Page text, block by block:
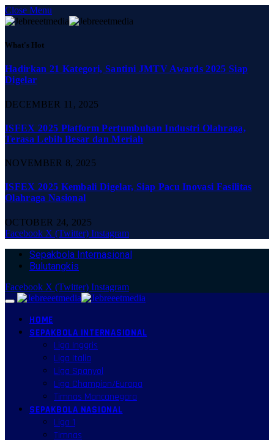
Close Menu
What's Hot
Hadirkan 21 Kategori, Santini JMTV Awards 2025 Siap
Digelar
DECEMBER 11, 2025
ISFEX 2025 Platform Pertumbuhan Industri Olahraga,
Terasa Lebih Besar dan Meriah
NOVEMBER 8, 2025
ISFEX 2025 Kembali Digelar, Siap Pacu Inovasi Fasilitas
Olahraga Nasional
OCTOBER 24, 2025
Facebook X (Twitter) Instagram
Sepakbola Internasional
Bulutangkis
Facebook X (Twitter) Instagram
HOME
SEPAKBOLA INTERNASIONAL
Liga Inggris
Liga Italia
Liga Spanyol
Liga Champion/Europa
Timnas Mancanegara
SEPAKBOLA NASIONAL
Liga 1
Timnas